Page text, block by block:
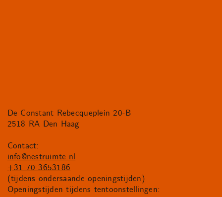
De Constant Rebecqueplein 20-B
2518 RA Den Haag
Contact:
info@nestruimte.nl
+31 70 3653186
(tijdens ondersaande openingstijden)
Openingstijden tijdens tentoonstellingen: